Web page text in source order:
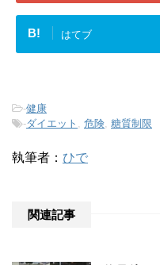
B! はてブ
-健康
-ダイエット , 危険, 糖質制限
執筆者： ひで
関連記事